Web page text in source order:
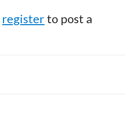
register to post a